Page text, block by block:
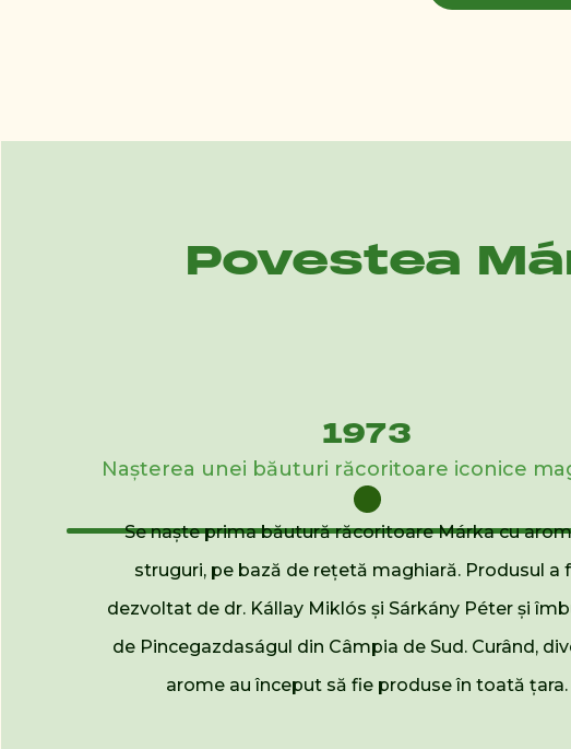
Povestea
1973
Nașterea unei băuturi răcoritoare iconice
Se naște prima băutură răcoritoare Márka cu
struguri, pe bază de rețetă maghiară. Produsul a
dezvoltat de dr. Kállay Miklós și Sárkány Péter și
de Pincegazdaságul din Câmpia de Sud. Curând,
arome au început să fie produse în toată țara.